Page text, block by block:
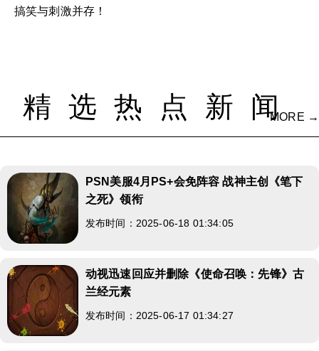
搞笑与刺激并存！
精选热点新闻
MORE →
PSN美服4月PS+会免阵容 战神主创《笔下
之死》领衔
发布时间：2025-06-18 01:34:05
动视迅速回应并删除《使命召唤：先锋》古
兰经元素
发布时间：2025-06-17 01:34:27